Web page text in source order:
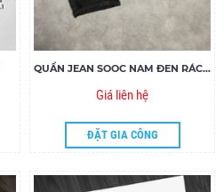
QUẦN JEAN SOOC NAM ĐEN RÁCH SR638.1
Giá liên hệ
ĐẶT GIA CÔNG